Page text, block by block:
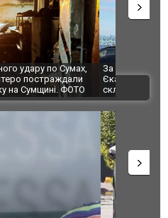
кордону з Україною: в
дронів загорівся
ВІДЕО
"Мої